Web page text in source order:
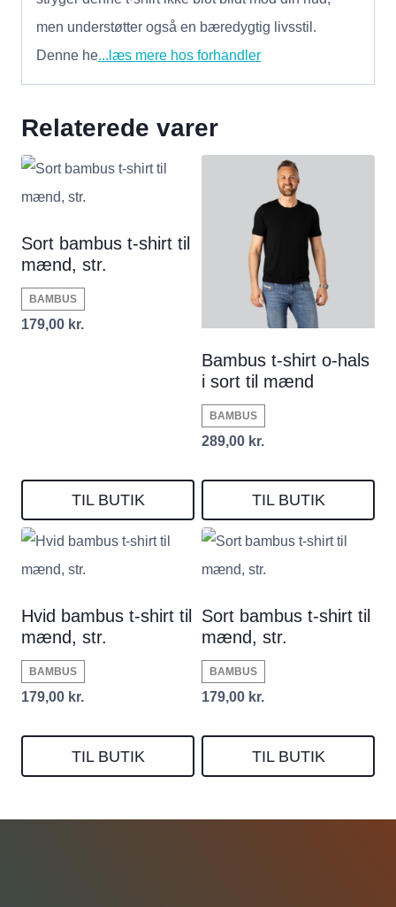
men understøtter også en bæredygtig livsstil.
Denne he...læs mere hos forhandler
Relaterede varer
Sort bambus t-shirt til
mænd, str.
BAMBUS
179,00 kr.
TIL BUTIK
Bambus t-shirt o-hals
i sort til mænd
BAMBUS
289,00 kr.
TIL BUTIK
Hvid bambus t-shirt til
mænd, str.
BAMBUS
179,00 kr.
TIL BUTIK
Sort bambus t-shirt til
mænd, str.
BAMBUS
179,00 kr.
TIL BUTIK